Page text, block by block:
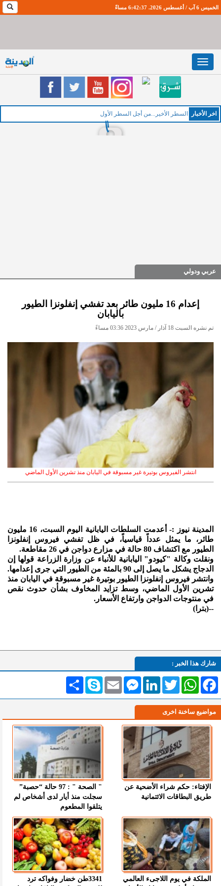
الخميس 6 آب / أغسطس 2026. 6:42:38 مساءً
Toggle
navigation
اخر اﻷخبار
عربي ودولي
إعدام 16 مليون طائر بعد تفشي إنفلونزا الطيور
باليابان
تم نشره السبت 18 آذار / مارس 2023 03:36 مساءً
انتشر الفيروس بوتيرة غير مسبوقة في اليابان منذ تشرين الأول الماضي
المدينة نيوز :- أعدمت السلطات اليابانية اليوم السبت، 16 مليون
طائر، ما يمثل عدداً قياسياً، في ظل تفشي فيروس إنفلونزا
الطيور مع اكتشاف 80 حالة في مزارع دواجن في 26 مقاطعة.
ونقلت وكالة "كيودو" اليابانية للأنباء عن وزارة الزراعة قولها إن
الدجاج يشكل ما يصل إلى 90 بالمئة من الطيور التي جرى إعدامها.
وانتشر فيروس إنفلونزا الطيور بوتيرة غير مسبوقة في اليابان منذ
تشرين الأول الماضي، وسط تزايد المخاوف بشأن حدوث نقص
في منتوجات الدواجن وارتفاع الأسعار.
--(بترا)
شارك هذا الخبر :
انشر Skype Email
MessengerLinkedInTwitterWhatsAppFacebook
مواضيع ساخنة اخرى
الإفتاء: حكم شراء الأضحية عن
طريق البطاقات الائتمانية
" الصحة " : 97 حالة “حصبة”
سجلت منذ أيار لدى أشخاص لم
يتلقوا المطعوم
الملكة في يوم اللاجىء العالمي
3341طن خضار وفواكه ترد